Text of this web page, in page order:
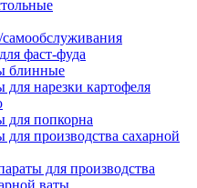
фаст-фуда
блинные
для нарезки картофеля
для попкорна
для производства сахарной
для производства
ваты